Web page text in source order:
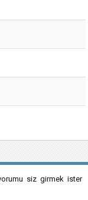
siz girmek ister